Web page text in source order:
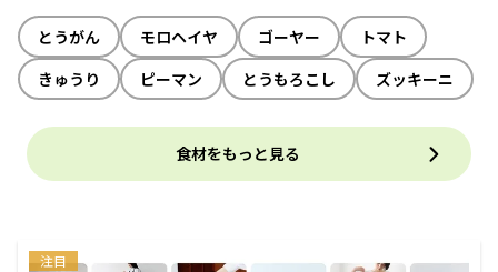
とうがん モロヘイヤ ゴーヤー
トマト
きゅうり
ピーマン とうもろこし ズッキーニ
食材をもっと見る
注目